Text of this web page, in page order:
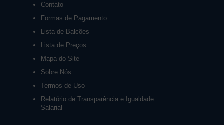
Contato
Formas de Pagamento
Lista de Balcões
Lista de Preços
Mapa do Site
Sobre Nós
Termos de Uso
Relatório de Transparência e Igualdade
Salarial